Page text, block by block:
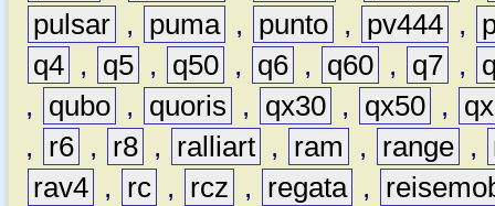
pulsar , puma , punto , pv444 ,
q4 , q5 , q50 , q6 , q60 , q7 ,
,
qubo , quoris , qx30 , qx50 ,
,
r6 , r8 , ralliart , ram , range ,
rav4 , rc , rcz , regata ,